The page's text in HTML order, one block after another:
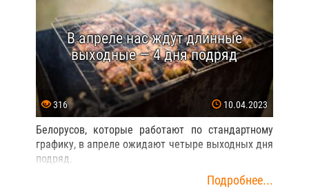
В апреле нас ждут длинные
выходные — 4 дня подряд
316 10.04.2023
Белорусов, которые работают по стандартному
графику, в апреле ожидают четыре выходных дня
подряд.
Подробнее...